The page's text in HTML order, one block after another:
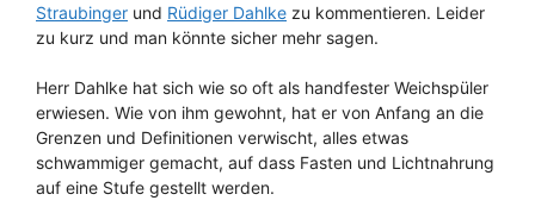
Straubinger und Rüdiger Dahlke zu kommentieren. Leider
zu kurz und man könnte sicher mehr sagen.
Herr Dahlke hat sich wie so oft als handfester Weichspüler
erwiesen. Wie von ihm gewohnt, hat er von Anfang an die
Grenzen und Definitionen verwischt, alles etwas
schwammiger gemacht, auf dass Fasten und Lichtnahrung
auf eine Stufe gestellt werden.